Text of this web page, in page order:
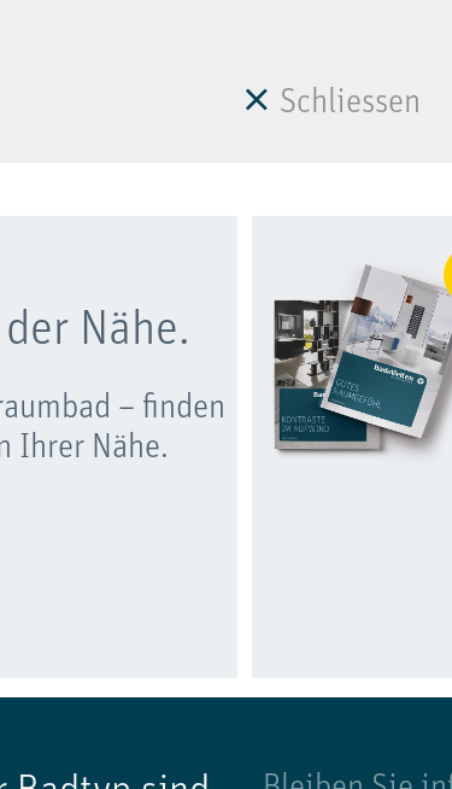
Schliessen
Nähe.
– finden
Ihrer Nähe.